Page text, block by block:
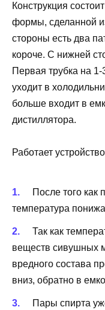
Конструкция
формы, сделанной
стороны есть два
короче. С нижней
Первая трубка на
уходит в
больше входит в
дистиллятора.
Работает
После того как
температура
Так как
веществ сивушных
вредного состава
вниз, обратно в
Пары спирта